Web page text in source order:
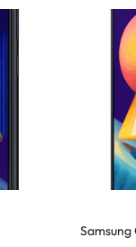
Samsung